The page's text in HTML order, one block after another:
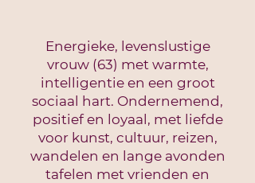
Energieke, levenslustige
vrouw (63) met warmte,
intelligentie en een groot
sociaal hart. Ondernemend,
positief en loyaal, met liefde
voor kunst, cultuur, reizen,
wandelen en lange avonden
tafelen met vrienden en